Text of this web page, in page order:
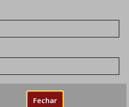
Fechar
navegador para a